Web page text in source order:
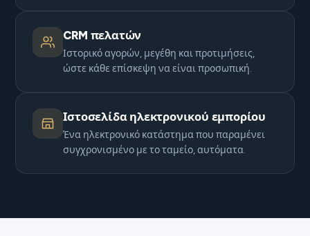
CRM πελατών
Ιστορικό αγορών, μεγέθη και προτιμήσεις,
ώστε κάθε επίσκεψη να είναι προσωπική.
Ιστοσελίδα ηλεκτρονικού εμπορίου
Ένα ηλεκτρονικό κατάστημα που παραμένει
συγχρονισμένο με το ταμείο, αυτόματα.